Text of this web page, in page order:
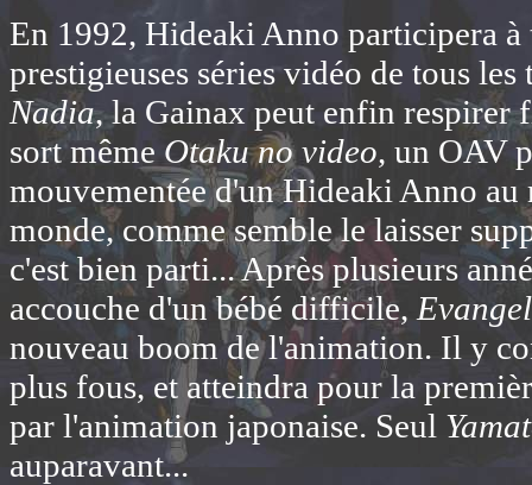
En 1992, Hideaki Anno participera
prestigieuses séries vidéo de tous
Nadia, la Gainax peut enfin respirer
sort même Otaku no video, un OAV
mouvementée d'un Hideaki Anno
monde, comme semble le laisser
c'est bien parti... Après plusieurs
accouche d'un bébé difficile,
nouveau boom de l'animation. Il y
plus fous, et atteindra pour la
par l'animation japonaise. Seul
auparavant...